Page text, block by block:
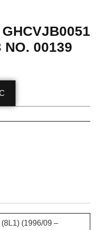
NO. 00139
(1996/09 –